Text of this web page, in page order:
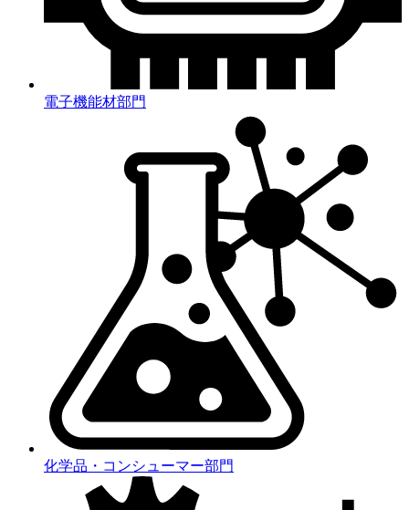
電子機能材部門
化学品・コンシューマー部門